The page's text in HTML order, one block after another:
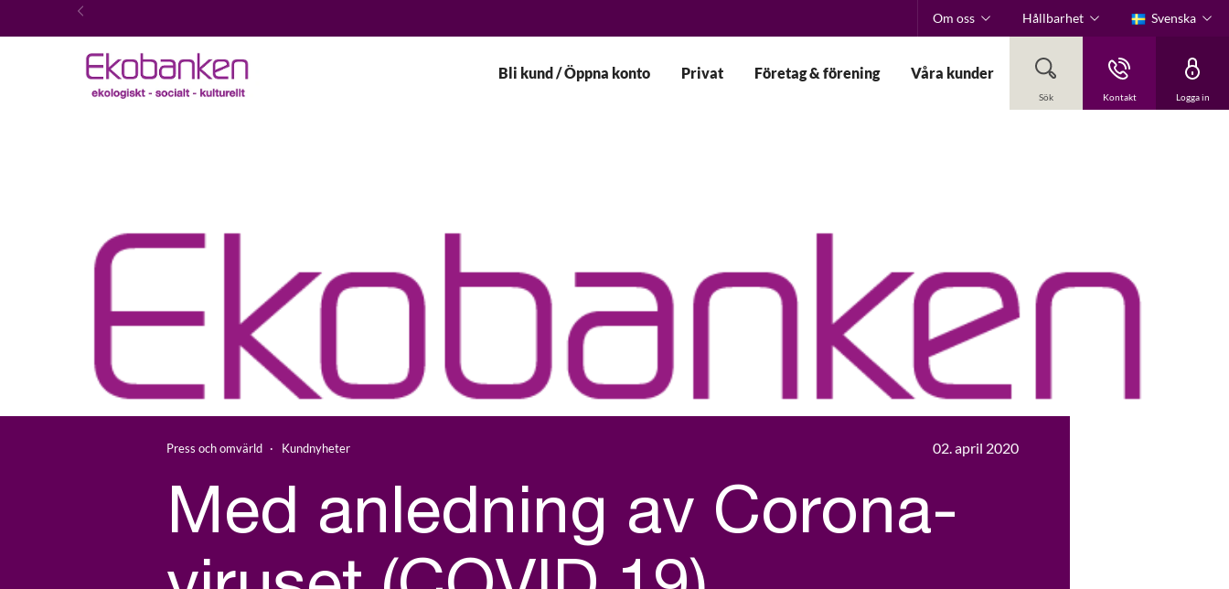
Om oss Hållbarhet Svenska
Bli kund / Öppna konto Privat Företag & förening Våra kunder
Sök Kontakt Logga in
Press och omvärld Kundnyheter
Med anledning av Corona-
02. april 2020